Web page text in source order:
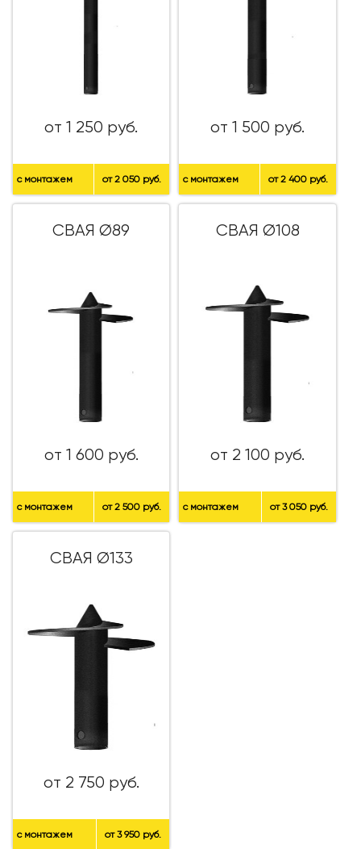
от 1 250 руб.
с монтажем от 2 050 руб.
от 1 500 руб.
с монтажем от 2 400 руб.
СВАЯ Ø89
от 1 600 руб.
с монтажем от 2 500 руб.
СВАЯ Ø108
от 2 100 руб.
с монтажем от 3 050 руб.
СВАЯ Ø133
от 2 750 руб.
с монтажем от 3 950 руб.